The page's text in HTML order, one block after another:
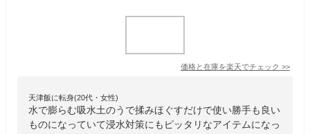
価格と在庫を楽天でチェック >>
天津飯に転身(20代・女性)
水で膨らむ吸水土のうで揉みほぐすだけで使い勝手も良い
ものになっていて浸水対策にもピッタリなアイテムになっ